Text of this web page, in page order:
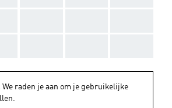
We raden je aan om je gebruikelijke